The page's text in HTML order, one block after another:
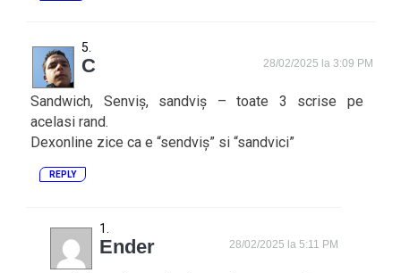
C 28/02/2025 la 3:09 PM
Sandwich, Senviș, sandviș – toate 3 scrise pe
acelasi rand.
Dexonline zice ca e “sendviș” si “sandvici”
REPLY
Ender 28/02/2025 la 5:11 PM